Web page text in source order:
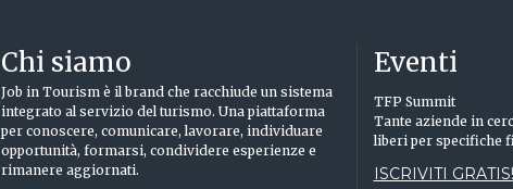
Chi siamo
Job in Tourism è il brand che racchiude un sistema
integrato al servizio del turismo. Una piattaforma
per conoscere, comunicare, lavorare, individuare
opportunità, formarsi, condividere esperienze e
rimanere aggiornati.
Eventi
TFP Summit
Tante aziende in
liberi per specifiche
ISCRIVITI GRATIS!